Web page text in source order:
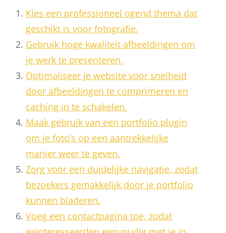
Kies een professioneel ogend thema dat
geschikt is voor fotografie.
Gebruik hoge kwaliteit afbeeldingen om
je werk te presenteren.
Optimaliseer je website voor snelheid
door afbeeldingen te comprimeren en
caching in te schakelen.
Maak gebruik van een portfolio plugin
om je foto’s op een aantrekkelijke
manier weer te geven.
Zorg voor een duidelijke navigatie, zodat
bezoekers gemakkelijk door je portfolio
kunnen bladeren.
Voeg een contactpagina toe, zodat